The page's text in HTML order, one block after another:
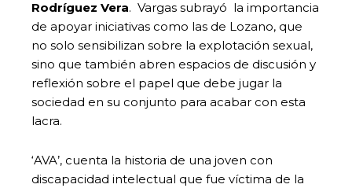
Rodríguez Vera. Vargas subrayó la importancia
de apoyar iniciativas como las de Lozano, que
no solo sensibilizan sobre la explotación sexual,
sino que también abren espacios de discusión y
reflexión sobre el papel que debe jugar la
sociedad en su conjunto para acabar con esta
lacra.
‘AVA’, cuenta la historia de una joven con
discapacidad intelectual que fue víctima de la